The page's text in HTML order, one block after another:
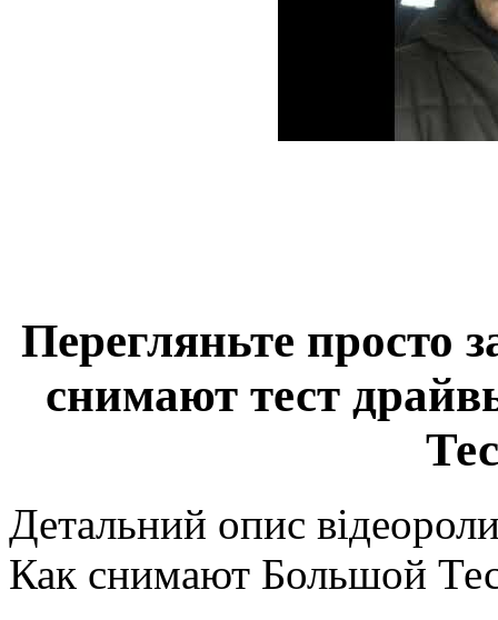
Перегляньте просто
снимают тест
Детальний опис
Как снимают Большой